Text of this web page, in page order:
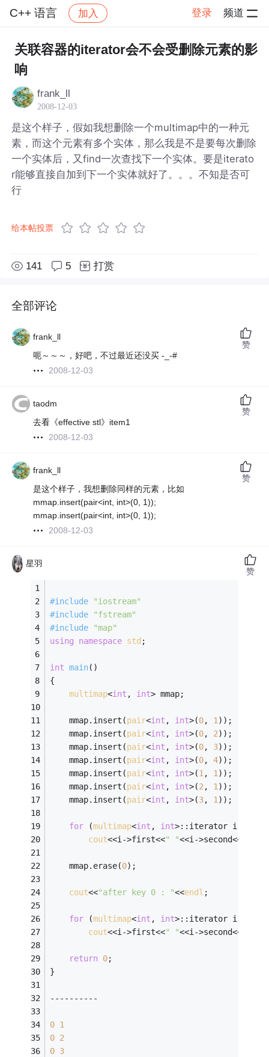
C++ 语言 加入 登录 频道
社区 C++ 语言 帖子详情
关联容器的iterator会不会受删除元素的影
响
frank_ll
2008-12-03
是这个样子，假如我想删除一个multimap中的一种元
素，而这个元素有多个实体，那么我是不是要每次删除
一个实体后，又find一次查找下一个实体。要是iterato
r能够直接自加到下一个实体就好了。。。不知是否可
行
给本帖投票
141 5 打赏
全部评论
frank_ll
呃～～～，好吧，不过最近还没买 -_-#
2008-12-03
赞
taodm
去看《effective stl》item1
2008-12-03
赞
frank_ll
是这个样子，我想删除同样的元素，比如
mmap.insert(pair<int, int>(0, 1));
mmap.insert(pair<int, int>(0, 1));
2008-12-03
赞
星羽
#include
"iostream"
#include
"fstream"
#include
"map"
using
namespace std ;
int main()
{
multimap<int , int> mmap;
    mmap.insert(
pair<int , int>(0, 1));
    mmap.insert(
pair<int , int>(0, 2));
    mmap.insert(
pair<int , int>(0, 3));
    mmap.insert(
pair<int , int>(0, 4));
    mmap.insert(
pair<int , int>(1, 1));
    mmap.insert(
pair<int , int>(2, 1));
    mmap.insert(
pair<int , int>(3, 1));
for (multimap<int , int>::iterator i =
cout<<i->first<<" "<<i->second<<
    mmap.erase(
0);
cout<<"after key 0 : "<<endl ;
for (multimap<int , int>::iterator i =
cout<<i->first<<" "<<i->second<<
return 0;
}
----------
0 1
0 2
0 3
赞